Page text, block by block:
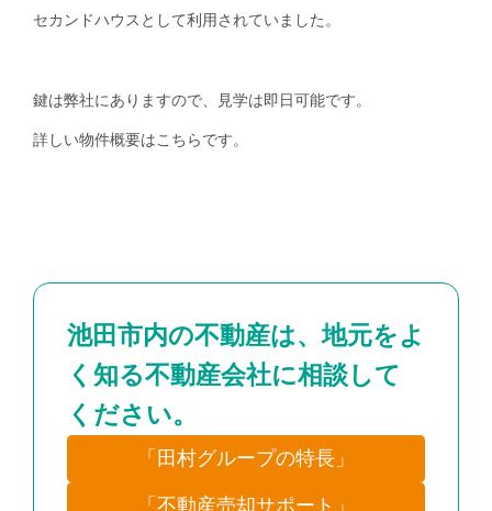
セカンドハウスとして利用されていました。
鍵は弊社にありますので、見学は即日可能です。
詳しい物件概要はこちらです。
池田市内の不動産は、地元をよ
く知る不動産会社に相談して
ください。
「田村グループの特長」
「不動産売却サポート」